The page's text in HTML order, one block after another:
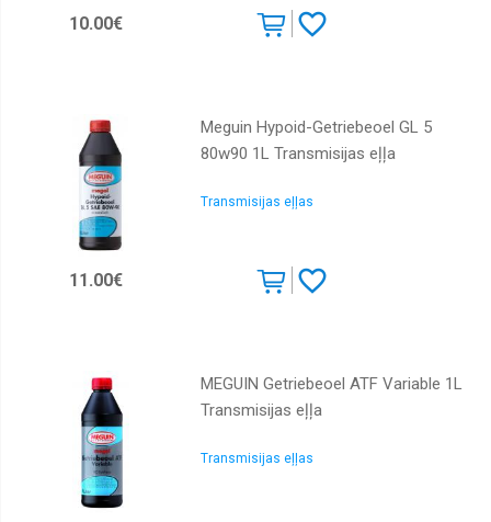
10.00€
Meguin Hypoid-Getriebeoel GL 5
80w90 1L Transmisijas eļļa
Transmisijas eļļas
11.00€
MEGUIN Getriebeoel ATF Variable 1L
Transmisijas eļļa
Transmisijas eļļas